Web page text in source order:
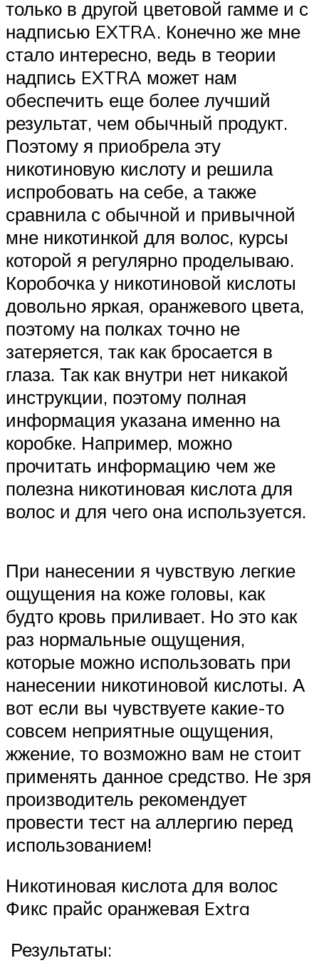
только в другой цветовой гамме и с
надписью EXTRA. Конечно же мне
стало интересно, ведь в теории
надпись EXTRA может нам
обеспечить еще более лучший
результат, чем обычный продукт.
Поэтому я приобрела эту
никотиновую кислоту и решила
испробовать на себе, а также
сравнила с обычной и привычной
мне никотинкой для волос, курсы
которой я регулярно проделываю.
Коробочка у никотиновой кислоты
довольно яркая, оранжевого цвета,
поэтому на полках точно не
затеряется, так как бросается в
глаза. Так как внутри нет никакой
инструкции, поэтому полная
информация указана именно на
коробке. Например, можно
прочитать информацию чем же
полезна никотиновая кислота для
волос и для чего она используется.
При нанесении я чувствую легкие
ощущения на коже головы, как
будто кровь приливает. Но это как
раз нормальные ощущения,
которые можно использовать при
нанесении никотиновой кислоты. А
вот если вы чувствуете какие-то
совсем неприятные ощущения,
жжение, то возможно вам не стоит
применять данное средство. Не зря
производитель рекомендует
провести тест на аллергию перед
использованием!
Никотиновая кислота для волос
Фикс прайс оранжевая Extra
Результаты: